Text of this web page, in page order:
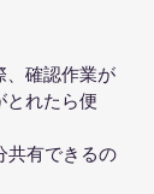
、確認作業が
とれたら便
共有できるの